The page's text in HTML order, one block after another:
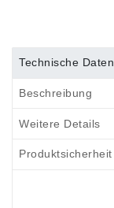
Technische Daten
Beschreibung
Weitere Details
Produktsicherheit